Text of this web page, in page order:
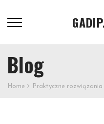
Blog
Home Praktyczne